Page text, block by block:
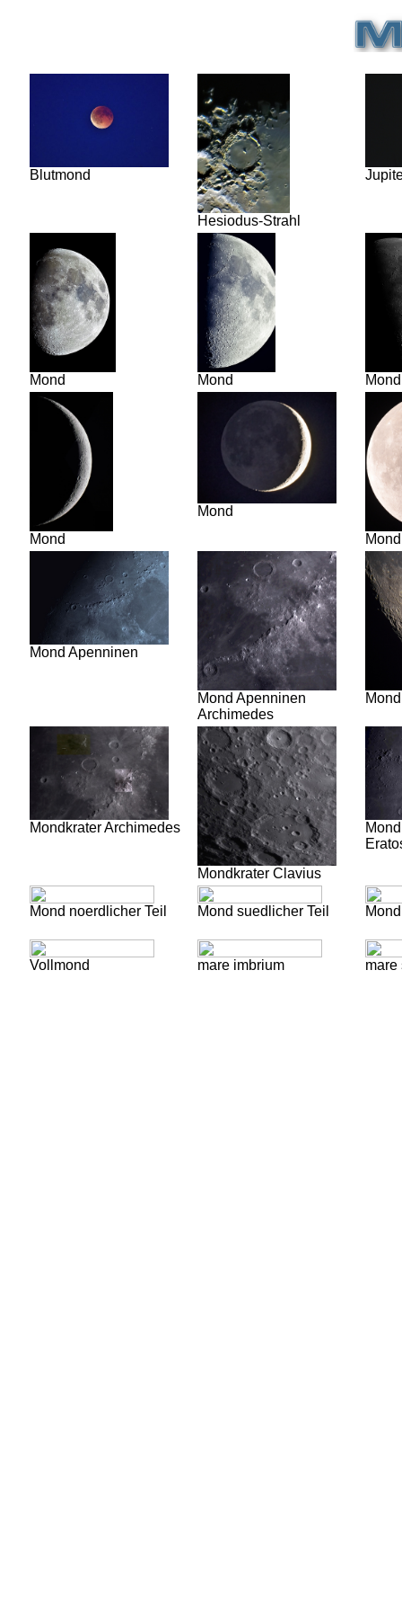
Blutmond
Hesiodus-Strahl
Mond Mond Mond
Mond
Mond
Mond
Mond Apenninen
Mond Apenninen
Archimedes
Mondkrater Archimedes
Mondkrater Clavius
Mond noerdlicher Teil Mond suedlicher Teil
Vollmond mare imbrium mare